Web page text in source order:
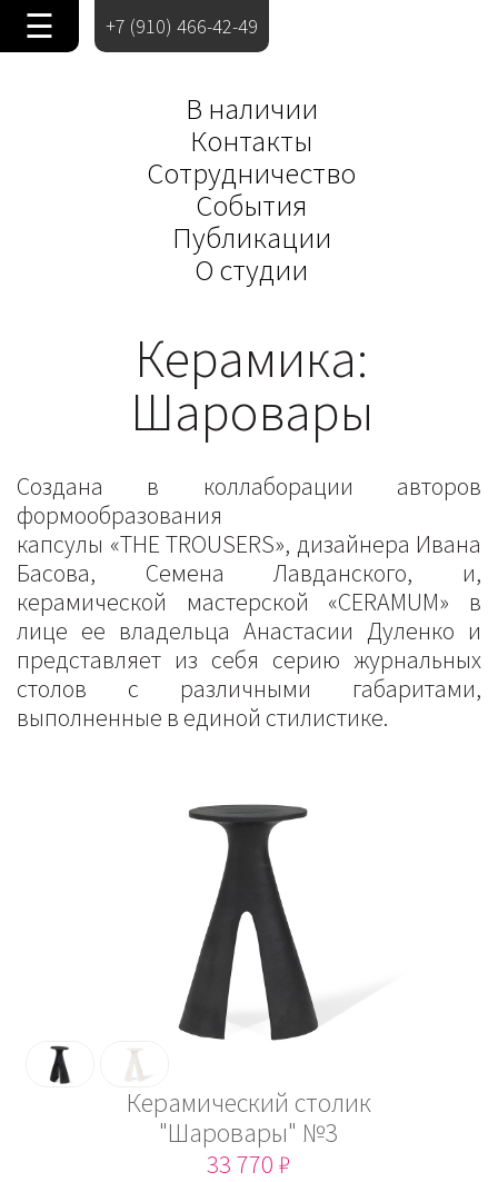
☰ +7 (910) 466-42-49
В наличии
Контакты
Сотрудничество
События
Публикации
О студии
Керамика:
Шаровары
Создана в коллаборации авторов
формообразования
капсулы «THE TROUSERS», дизайнера Ивана
Басова, Семена Лавданского, и,
керамической мастерской «CERAMUM» в
лице ее владельца Анастасии Дуленко и
представляет из себя серию журнальных
столов с различными габаритами,
выполненные в единой стилистике.
Керамический столик
"Шаровары" №3
33 770 ₽